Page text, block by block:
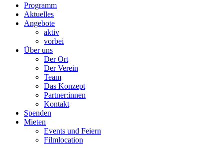
Programm
Aktuelles
Angebote
aktiv
vorbei
Über uns
Der Ort
Der Verein
Team
Das Konzept
Partner:innen
Kontakt
Spenden
Mieten
Events und Feiern
Filmlocation